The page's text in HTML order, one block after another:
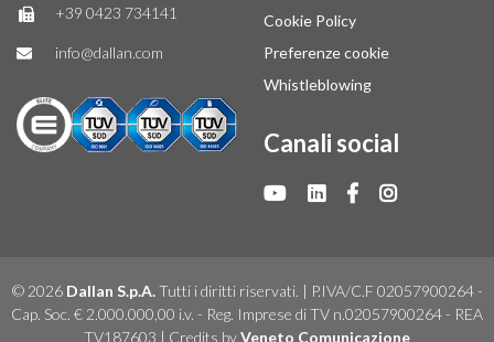
+39 0423 734141
info@dallan.com
Cookie Policy
Preferenze cookie
Whistleblowing
Canali social
© 2026 Dallan S.p.A.Tutti i diritti riservati. | P.IVA/C.F 02057900264 -
Cap. Soc. € 2.000.000,00 i.v. - Reg. Imprese di TV n.02057900264 - REA
TV187603 | Credits byVeneto Comunicazione